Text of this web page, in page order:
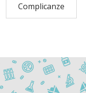
Complicanze